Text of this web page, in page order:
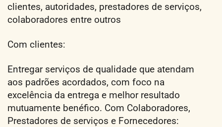
clientes, autoridades, prestadores de serviços,
colaboradores entre outros
Com clientes:
Entregar serviços de qualidade que atendam
aos padrões acordados, com foco na
excelência da entrega e melhor resultado
mutuamente benéfico. Com Colaboradores,
Prestadores de serviços e Fornecedores: